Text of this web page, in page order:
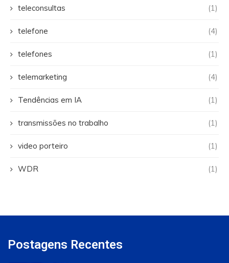
teleconsultas (1)
telefone (4)
telefones (1)
telemarketing (4)
Tendências em IA (1)
transmissões no trabalho (1)
video porteiro (1)
WDR (1)
Postagens Recentes